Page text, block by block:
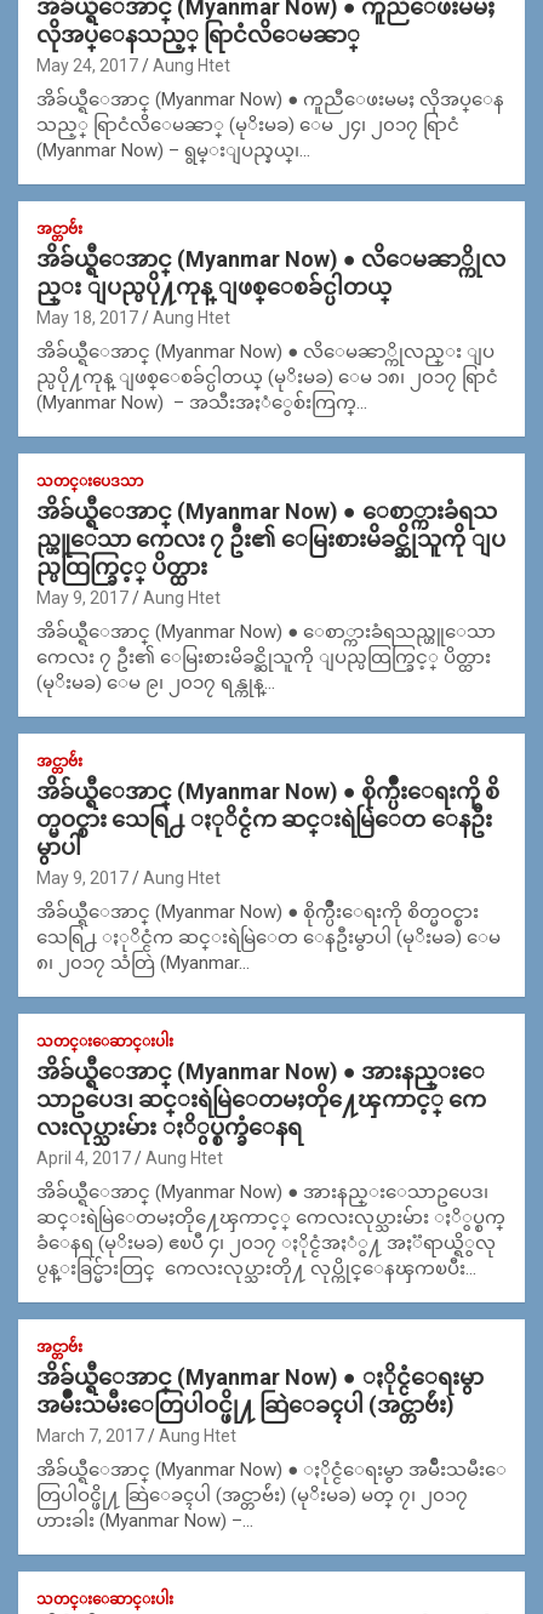
အိခ်ယ္ရီေအာင္ (Myanmar Now) ● ကူညီေဖးမမႈ
လိုအပ္ေနသည့္ ရြာငံလိေမၼာ္
May 24, 2017 Aung Htet
အိခ်ယ္ရီေအာင္ (Myanmar Now) ● ကူညီေဖးမမႈ လိုအပ္ေန
သည့္ ရြာငံလိေမၼာ္ (မုိးမခ) ေမ ၂၄၊ ၂၀၁၇ ရြာငံ
(Myanmar Now) – ရွမ္းျပည္နယ္၊…
အင္တာဗ်ဴး
အိခ်ယ္ရီေအာင္ (Myanmar Now) ● လိေမၼာ္ကိုလ
ည္း ျပည္ပပို႔ကုန္ ျဖစ္ေစခ်င္ပါတယ္
May 18, 2017 Aung Htet
အိခ်ယ္ရီေအာင္ (Myanmar Now) ● လိေမၼာ္ကိုလည္း ျပ
ည္ပပို႔ကုန္ ျဖစ္ေစခ်င္ပါတယ္ (မုိးမခ) ေမ ၁၈၊ ၂၀၁၇ ရြာငံ
(Myanmar Now) – အသီးအႏံွေစ်းကြက္…
သတင္းပေဒသာ
အိခ်ယ္ရီေအာင္ (Myanmar Now) ● ေစာ္ကားခံရသ
ည္ဟူေသာ ကေလး ၇ ဦး၏ ေမြးစားမိခင္ဆိုသူကို ျပ
ည္ပထြက္ခြင့္ ပိတ္ထား
May 9, 2017 Aung Htet
အိခ်ယ္ရီေအာင္ (Myanmar Now) ● ေစာ္ကားခံရသည္ဟူေသာ
ကေလး ၇ ဦး၏ ေမြးစားမိခင္ဆိုသူကို ျပည္ပထြက္ခြင့္ ပိတ္ထား
(မုိးမခ) ေမ ၉၊ ၂၀၁၇ ရန္ကုန္…
အင္တာဗ်ဴး
အိခ်ယ္ရီေအာင္ (Myanmar Now) ● စိုက္ပ်ိဳးေရးကို စိ
တ္မဝင္စား သေရြ႕ ႏုိင္ငံက ဆင္းရဲမြဲေတ ေနဦး
မွာပါ
May 9, 2017 Aung Htet
အိခ်ယ္ရီေအာင္ (Myanmar Now) ● စိုက္ပ်ိဳးေရးကို စိတ္မဝင္စား
သေရြ႕ ႏုိင္ငံက ဆင္းရဲမြဲေတ ေနဦးမွာပါ (မုိးမခ) ေမ
၈၊ ၂၀၁၇ သံတြဲ (Myanmar…
သတင္းေဆာင္းပါး
အိခ်ယ္ရီေအာင္ (Myanmar Now) ● အားနည္းေ
သာဥပေဒ၊ ဆင္းရဲမြဲေတမႈတို႔ေၾကာင့္ ကေ
လးလုပ္သားမ်ား ႏိွပ္စက္ခံေနရ
April 4, 2017 Aung Htet
အိခ်ယ္ရီေအာင္ (Myanmar Now) ● အားနည္းေသာဥပေဒ၊
ဆင္းရဲမြဲေတမႈတို႔ေၾကာင့္ ကေလးလုပ္သားမ်ား ႏိွပ္စက္
ခံေနရ (မုိးမခ) ဧၿပီ ၄၊ ၂၀၁၇ ႏိုင္ငံအႏံွ႔ အႏၱရာယ္ရိွလု
ပ္ငန္းခြင္မ်ားတြင္ ကေလးလုပ္သားတို႔ လုပ္ကိုင္ေနၾကၿပီး…
အင္တာဗ်ဴး
အိခ်ယ္ရီေအာင္ (Myanmar Now) ● ႏိုင္ငံေရးမွာ
အမ်ဳိးသမီးေတြပါဝင္ဖို႔ ဆြဲေခၚပါ (အင္တာဗ်ဴး)
March 7, 2017 Aung Htet
အိခ်ယ္ရီေအာင္ (Myanmar Now) ● ႏိုင္ငံေရးမွာ အမ်ဳိးသမီးေ
တြပါဝင္ဖို႔ ဆြဲေခၚပါ (အင္တာဗ်ဴး) (မုိးမခ) မတ္ ၇၊ ၂၀၁၇
ဟားခါး (Myanmar Now) –…
သတင္းေဆာင္းပါး